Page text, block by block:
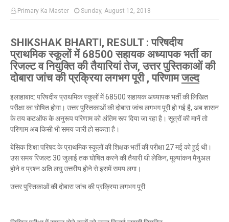
Primary Ka Master Sunday, August 12, 2018
SHIKSHAK BHARTI, RESULT : परिषदीय
प्राथमिक स्कूलों में 68500 सहायक अध्यापक भर्ती का
रिजल्ट व नियुक्ति की तैयारियां तेज, उत्तर पुस्तिकाओं की
दोबारा जांच की प्रक्रिया लगभग पूरी , परिणामजल्द
इलाहाबाद: परिषदीय प्राथमिक स्कूलों में 68500 सहायक अध्यापक भर्ती की लिखित
परीक्षा का घोषित होगा। उत्तर पुस्तिकाओं की दोबारा जांच लगभग पूरी हो गई है, अब शासन
के तय कटऑफ के अनुरूप परिणाम को अंतिम रूप दिया जा रहा है। सूत्रों की मानें तो
परिणाम अब किसी भी समय जारी हो सकता है।
बेसिक शिक्षा परिषद के प्राथमिक स्कूलों की शिक्षक भर्ती की परीक्षा 27 मई को हुई थी।
उस समय रिजल्ट 30 जुलाई तक घोषित करने की तैयारी थी लेकिन, मूल्यांकन मैनुअल
होने व प्रश्न अति लघु उत्तरीय होने से इसमें समय लगा।
उत्तर पुस्तिकाओं की दोबारा जांच की प्रक्रिया लगभग पूरी